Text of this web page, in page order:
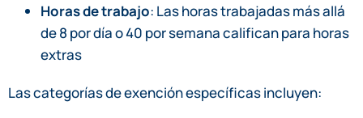
Horas de trabajo: Las horas trabajadas más allá
de 8 por día o 40 por semana califican para horas
extras
Las categorías de exención específicas incluyen: